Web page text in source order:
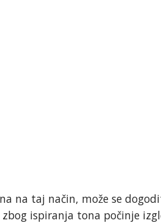
na taj način, može se
ispiranja tona počinje